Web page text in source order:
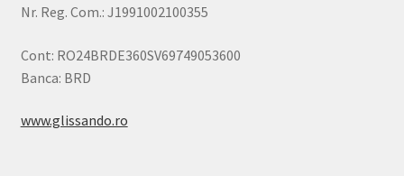
Nr. Reg. Com.: J1991002100355
Cont: RO24BRDE360SV69749053600
Banca: BRD
www.glissando.ro